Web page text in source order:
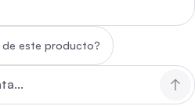
de este producto?